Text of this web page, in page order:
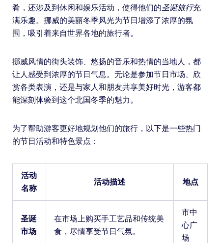
肴，还涉及到休闲和娱乐活动，使得他们的圣诞旅行充
满乐趣。挪威的美丽冬季风光为节日增添了浓厚的氛
围，吸引着来自世界各地的旅行者。
挪威风情的街头装饰、悠扬的音乐和热情的当地人，都
让人感受到浓厚的节日气息。无论是参加节日市场、欣
赏各类表演，还是与家人和朋友共享美好时光，游客都
能深刻体验到这个北国冬季的魅力。
为了帮助游客更好地规划他们的旅行，以下是一些热门
的节日活动和特色景点：
活动
名称
活动描述 地点
圣诞
市场
在市场上购买手工艺品和传统美
食，尽情享受节日气氛。
市中
心广
场